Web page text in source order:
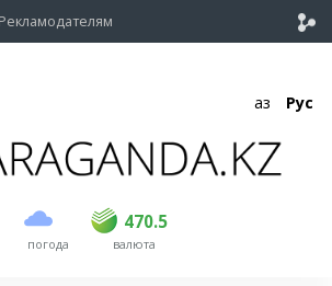
Рекламодателям
Қаз Рус
погода
470.5
USD 469 470.5
EUR валюта